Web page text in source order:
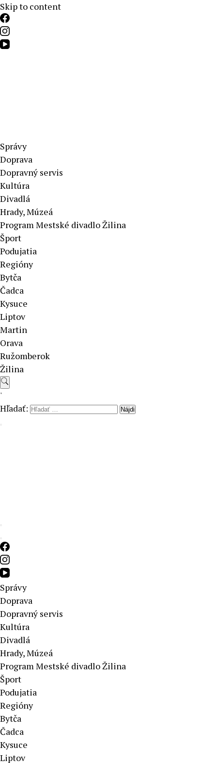
Skip to content
Aktuálne správy – severné Slovensko
Správy
Doprava
Dopravný servis
Kultúra
Divadlá
Hrady, Múzeá
Program Mestské divadlo Žilina
Šport
Podujatia
Regióny
Bytča
Čadca
Kysuce
Liptov
Martin
Orava
Ružomberok
Žilina
'
Hľadať:
Správy
Doprava
Dopravný servis
Kultúra
Divadlá
Hrady, Múzeá
Program Mestské divadlo Žilina
Šport
Podujatia
Regióny
Bytča
Čadca
Kysuce
Liptov